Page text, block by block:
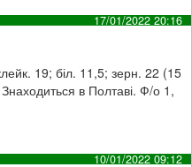
17/01/2022 20:16
19; біл. 11,5; зерн. 22 (15
в Полтаві. Ф/о 1,
10/01/2022 09:12